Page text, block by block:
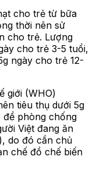
cho trẻ từ bữa
thời nên sử
cho trẻ. Lượng
cho trẻ 3-5 tuổi,
ngày cho trẻ 12-
giới (WHO)
tiêu thụ dưới 5g
để phòng chống
Việt đang ăn
do đó cần chủ
chế đồ chế biến